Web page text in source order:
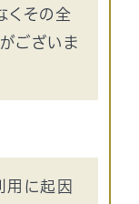
くその全
ございま
用に起因